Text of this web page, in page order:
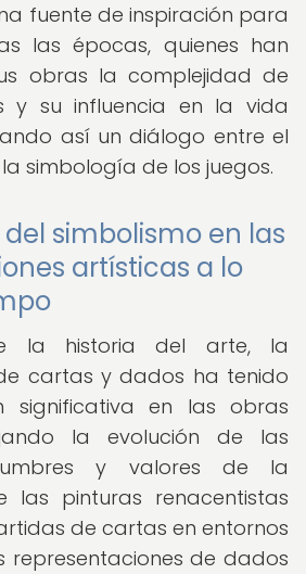
fuente de inspiración para
las épocas, quienes han
obras la complejidad de
y su influencia en la vida
así un diálogo entre el
simbología de los juegos.
simbolismo en las
artísticas a lo
la historia del arte, la
cartas y dados ha tenido
significativa en las obras
la evolución de las
y valores de la
las pinturas renacentistas
de cartas en entornos
representaciones de dados